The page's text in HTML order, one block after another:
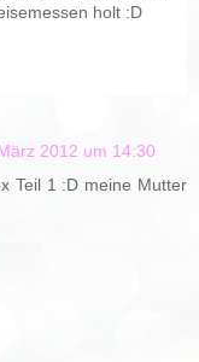
holt :D
2012 um 14:30
Teil 1 :D meine Mutter